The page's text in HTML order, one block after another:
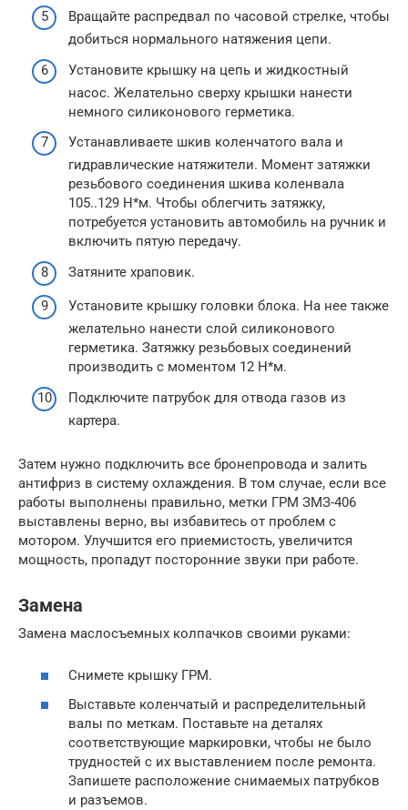
Вращайте распредвал по часовой стрелке, чтобы
добиться нормального натяжения цепи.
Установите крышку на цепь и жидкостный
насос. Желательно сверху крышки нанести
немного силиконового герметика.
Устанавливаете шкив коленчатого вала и
гидравлические натяжители. Момент затяжки
резьбового соединения шкива коленвала
105..129 Н*м. Чтобы облегчить затяжку,
потребуется установить автомобиль на ручник и
включить пятую передачу.
Затяните храповик.
Установите крышку головки блока. На нее также
желательно нанести слой силиконового
герметика. Затяжку резьбовых соединений
производить с моментом 12 Н*м.
Подключите патрубок для отвода газов из
картера.
Затем нужно подключить все бронепровода и залить
антифриз в систему охлаждения. В том случае, если все
работы выполнены правильно, метки ГРМ ЗМЗ-406
выставлены верно, вы избавитесь от проблем с
мотором. Улучшится его приемистость, увеличится
мощность, пропадут посторонние звуки при работе.
Замена
Замена маслосъемных колпачков своими руками:
Снимете крышку ГРМ.
Выставьте коленчатый и распределительный
валы по меткам. Поставьте на деталях
соответствующие маркировки, чтобы не было
трудностей с их выставлением после ремонта.
Запишете расположение снимаемых патрубков
и разъемов.